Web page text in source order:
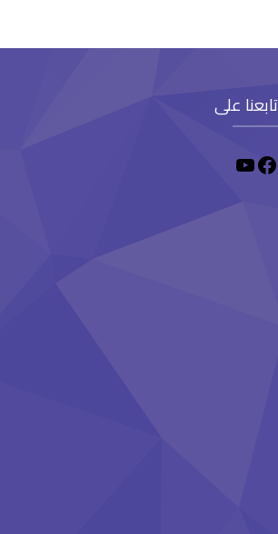
تابعنا على